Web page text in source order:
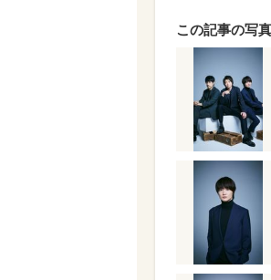
この記事の写